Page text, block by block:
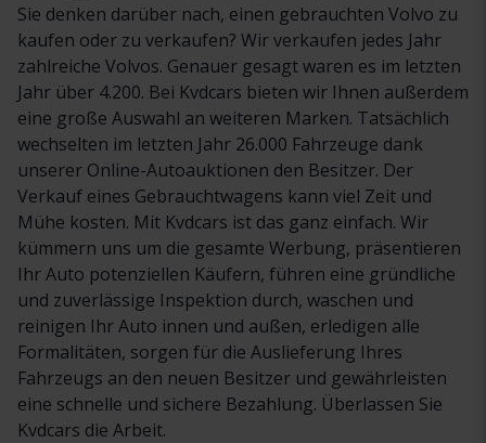
Sie denken darüber nach, einen gebrauchten Volvo zu
kaufen oder zu verkaufen? Wir verkaufen jedes Jahr
zahlreiche Volvos. Genauer gesagt waren es im letzten
Jahr über 4.200. Bei Kvdcars bieten wir Ihnen außerdem
eine große Auswahl an weiteren Marken. Tatsächlich
wechselten im letzten Jahr 26.000 Fahrzeuge dank
unserer Online-Autoauktionen den Besitzer. Der
Verkauf eines Gebrauchtwagens kann viel Zeit und
Mühe kosten. Mit Kvdcars ist das ganz einfach. Wir
kümmern uns um die gesamte Werbung, präsentieren
Ihr Auto potenziellen Käufern, führen eine gründliche
und zuverlässige Inspektion durch, waschen und
reinigen Ihr Auto innen und außen, erledigen alle
Formalitäten, sorgen für die Auslieferung Ihres
Fahrzeugs an den neuen Besitzer und gewährleisten
eine schnelle und sichere Bezahlung. Überlassen Sie
Kvdcars die Arbeit.